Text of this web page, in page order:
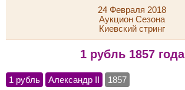
24 Февраля 2018
Аукцион Сезона
Киевский стринг
1 рубль 1857 года
1 рубль Александр II 1857